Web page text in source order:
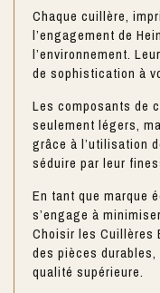
Chaque cuillère,
l’engagement de
l’environnement.
de sophistication à
Les composants de
seulement légers,
grâce à l’utilisation
séduire par leur
En tant que marque
s’engage à
Choisir les Cuillères
des pièces
qualité supérieure.